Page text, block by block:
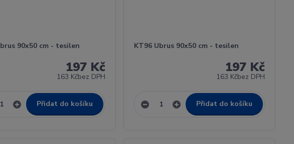
90x50 cm - tesilen
197 Kč
163 Kčbez DPH
Přidat do košíku
KT96 Ubrus 90x50 cm - tesilen
197 Kč
163 Kčbez DPH
Přidat do košíku